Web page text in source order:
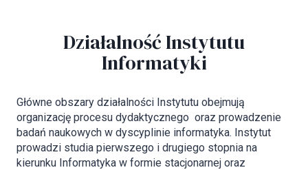
Działalność Instytutu
Informatyki
Główne obszary działalności Instytutu obejmują
organizację procesu dydaktycznego oraz prowadzenie
badań naukowych w dyscyplinie informatyka. Instytut
prowadzi studia pierwszego i drugiego stopnia na
kierunku Informatyka w formie stacjonarnej oraz